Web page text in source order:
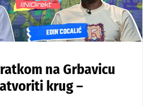
na Grbavicu
krug –